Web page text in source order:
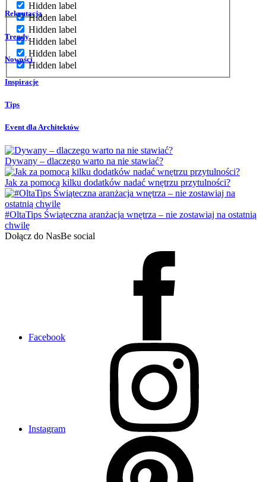
Hidden label
Hidden label
Hidden label
Hidden label
Hidden label
Hidden label
Rekrutacja
Trendy
Nowości
Inspiracje
Tips
Event dla Architektów
Dywany – dlaczego warto na nie stawiać?
Jak za pomocą kilku dodatków nadać wnętrzu przytulności?
#OltaTips Świąteczna aranżacja wnętrza – nie zostawiaj na ostatnią
chwilę
Dołącz do NasBe social
Facebook
Instagram